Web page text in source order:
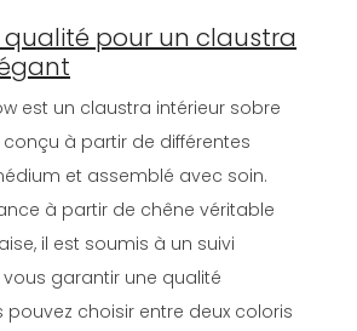
qualité pour un claustra
est un claustra intérieur sobre
à partir de différentes
et assemblé avec soin.
à partir de chêne véritable
il est soumis à un suivi
garantir une qualité
pouvez choisir entre deux coloris